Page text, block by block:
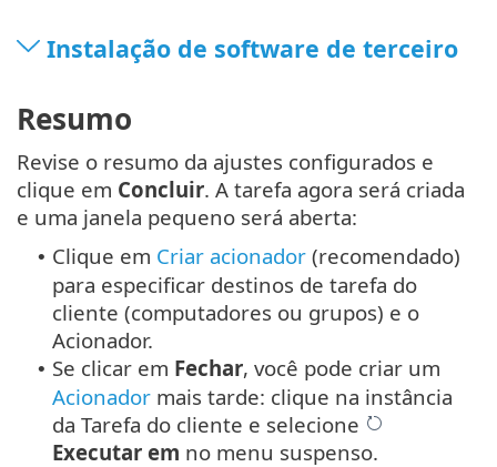
Instalação de software de terceiro
Resumo
Revise o resumo da ajustes configurados e
clique em Concluir. A tarefa agora será criada
e uma janela pequeno será aberta:
• Clique em Criar acionador (recomendado)
para especificar destinos de tarefa do
cliente (computadores ou grupos) e o
Acionador.
• Se clicar em Fechar, você pode criar um
Acionador mais tarde: clique na instância
da Tarefa do cliente e selecione
Executar em no menu suspenso.